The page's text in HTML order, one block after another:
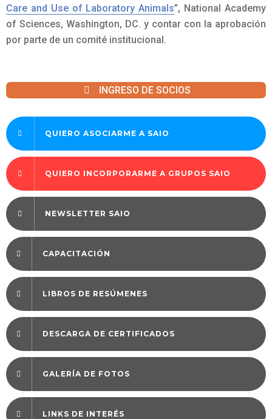
Care and Use of Laboratory Animals”, National Academy
of Sciences, Washington, DC. y contar con la aprobación
por parte de un comité institucional.
INGRESO DE SOCIOS
QUIERO ASOCIARME A SAIO
QUIERO INCORPORARME A GRUPOS SAIO
NEWSLETTER SAIO
CAPACITACIÓN
LIBROS DE RESÚMENES
DESCARGA DE CERTIFICADOS
GALERÍA DE FOTOS
LINKS DE INTERÉS